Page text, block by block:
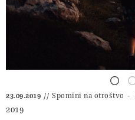
23.09.2019 Spomini na otroštvo
2019